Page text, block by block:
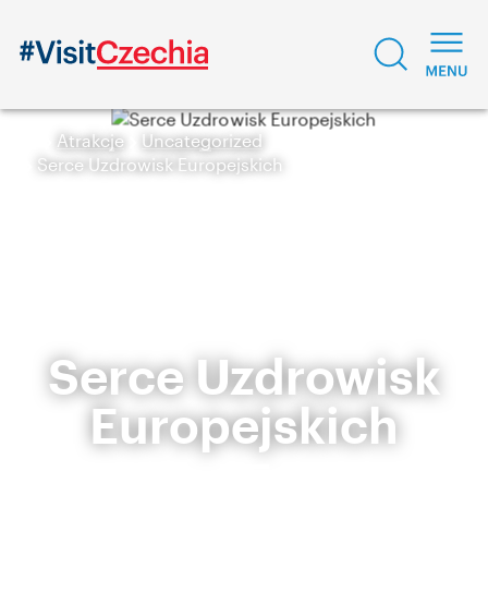
Atrakcje
Uncategorized
Serce Uzdrowisk Europejskich
Serce Uzdrowisk
Europejskich